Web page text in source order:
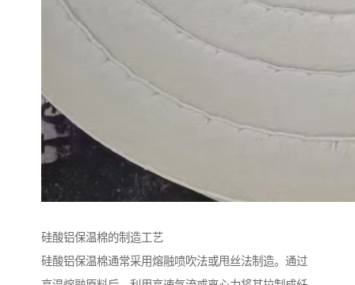
硅酸铝保温棉的制造工艺
硅酸铝保温棉通常采用熔融喷吹法或甩丝法制造。通过